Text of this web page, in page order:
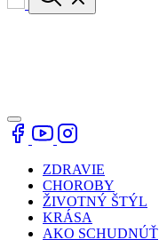
ZDRAVIE
CHOROBY
ŽIVOTNÝ ŠTÝL
KRÁSA
AKO SCHUDNÚŤ